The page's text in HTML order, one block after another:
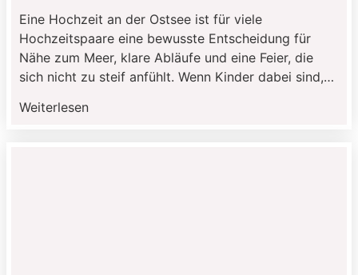
Eine Hochzeit an der Ostsee ist für viele
Hochzeitspaare eine bewusste Entscheidung für
Nähe zum Meer, klare Abläufe und eine Feier, die
sich nicht zu steif anfühlt. Wenn Kinder dabei sind,
Es geht nicht darum, die gesamte Feier auf die
Weiterlesen